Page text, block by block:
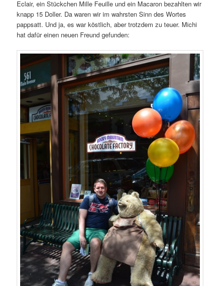
Eclair, ein Stückchen Mille Feuille und ein Macaron bezahlten wir
knapp 15 Doller. Da waren wir im wahrsten Sinn des Wortes
pappsatt. Und ja, es war köstlich, aber trotzdem zu teuer. Michi
hat dafür einen neuen Freund gefunden: